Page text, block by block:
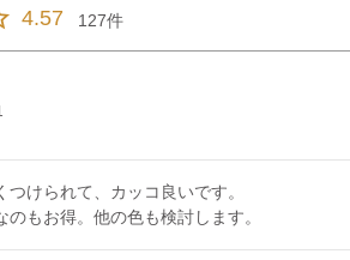
4.57 127
つけられて、カッコ良いです。
のもお得。他の色も検討します。